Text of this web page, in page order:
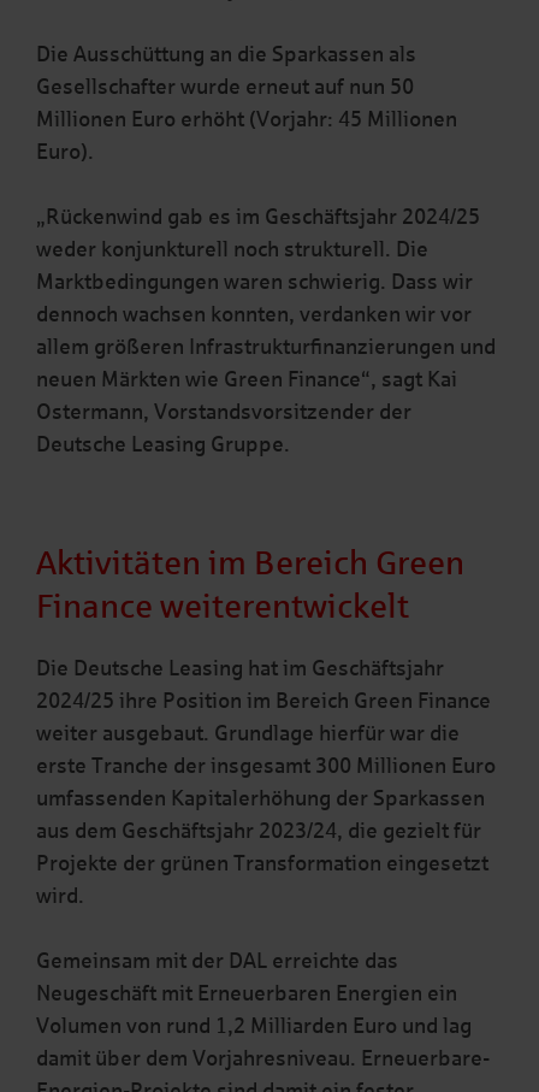
Die Ausschüttung an die Sparkassen als
Gesellschafter wurde erneut auf nun 50
Millionen Euro erhöht (Vorjahr: 45 Millionen
Euro).
„Rückenwind gab es im Geschäftsjahr 2024/25
weder konjunkturell noch strukturell. Die
Marktbedingungen waren schwierig. Dass wir
dennoch wachsen konnten, verdanken wir vor
allem größeren Infrastrukturfinanzierungen und
neuen Märkten wie Green Finance“, sagt Kai
Ostermann, Vorstandsvorsitzender der
Deutsche Leasing Gruppe.
Aktivitäten im Bereich Green
Finance weiterentwickelt
Die Deutsche Leasing hat im Geschäftsjahr
2024/25 ihre Position im Bereich Green Finance
weiter ausgebaut. Grundlage hierfür war die
erste Tranche der insgesamt 300 Millionen Euro
umfassenden Kapitalerhöhung der Sparkassen
aus dem Geschäftsjahr 2023/24, die gezielt für
Projekte der grünen Transformation eingesetzt
wird.
Gemeinsam mit der DAL erreichte das
Neugeschäft mit Erneuerbaren Energien ein
Volumen von rund 1,2 Milliarden Euro und lag
damit über dem Vorjahresniveau. Erneuerbare-